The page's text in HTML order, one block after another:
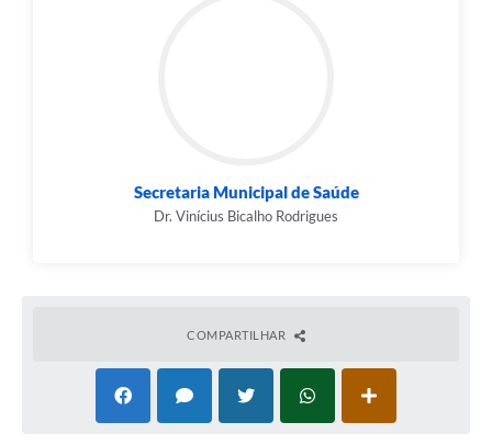
Secretaria Municipal de Saúde
Dr. Vinícius Bicalho Rodrigues
COMPARTILHAR